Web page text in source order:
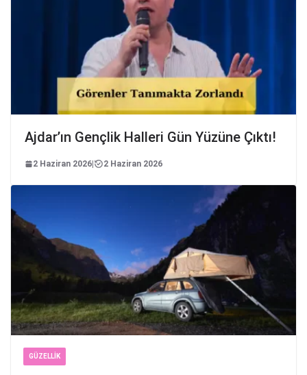
Ajdar’ın Gençlik Halleri Gün Yüzüne Çıktı!
2 Haziran 2026 2 Haziran 2026
GÜZELLIK